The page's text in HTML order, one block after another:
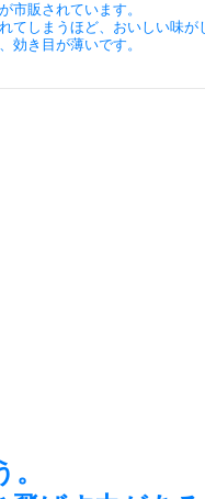
市販されています。
てしまうほど、おいしい味が
効き目が薄いです。